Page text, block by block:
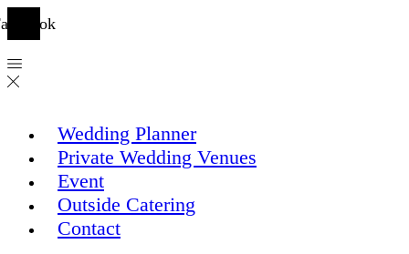
Wedding Planner
Private Wedding Venues
Event
Outside Catering
Contact